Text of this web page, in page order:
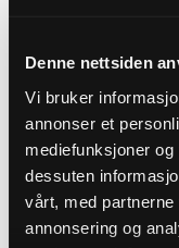
Denne nettsiden
Vi bruker
annonser et
mediefunksjoner
dessuten
vårt, med partnerne
annonsering og